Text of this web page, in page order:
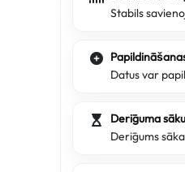
Stabils
Datus var
Derīguma
Derīgums